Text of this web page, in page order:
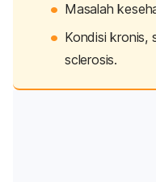
Masalah
Kondisi kronis,
sclerosis.